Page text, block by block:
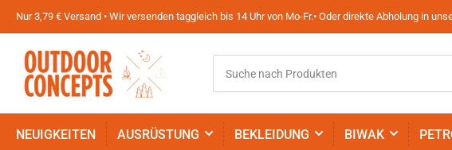
Nur 3,79 € Versand • Wir versenden taggleich bis 14 Uhr von Mo-Fr.• Oder direkte Abholung in
nach
Produkten
NEUIGKEITEN AUSRÜSTUNG BEKLEIDUNG BIWAK